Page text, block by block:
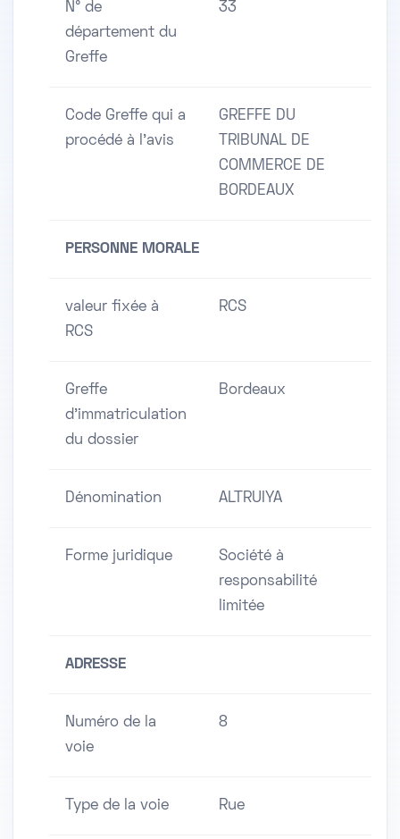
N° de
département du
Greffe
33
Code Greffe qui a
procédé à l'avis
GREFFE DU
TRIBUNAL DE
COMMERCE DE
BORDEAUX
PERSONNE MORALE
valeur fixée à
RCS
RCS
Greffe
d'immatriculation
du dossier
Bordeaux
Dénomination ALTRUIYA
Forme juridique
Société à
responsabilité
limitée
ADRESSE
Numéro de la
voie
8
Type de la voie Rue